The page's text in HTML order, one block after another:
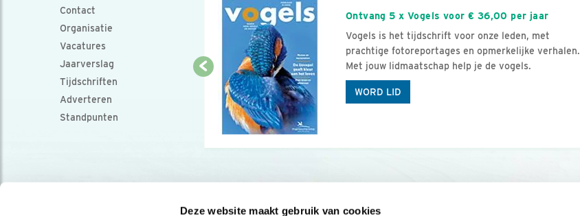
Deze website maakt gebruik van cookies
Contact
Organisatie
Vacatures
Jaarverslag
Tijdschriften
Adverteren
Standpunten
Ontvang 5 x Vogels voor € 36,00 per jaar
Vogels is het tijdschrift voor onze leden, met
prachtige fotoreportages en opmerkelijke verhalen.
Met jouw lidmaatschap help je de vogels.
WORD LID